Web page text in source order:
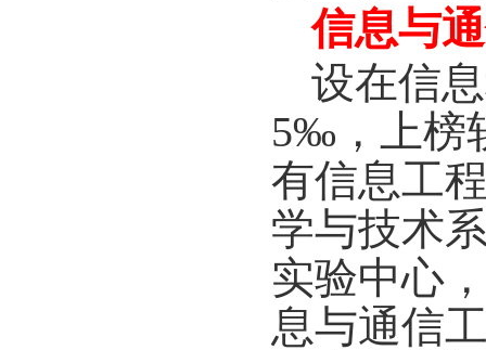
信息与
设在信
5‰，上榜
有信息工
学与技术
实验中心
息与通信